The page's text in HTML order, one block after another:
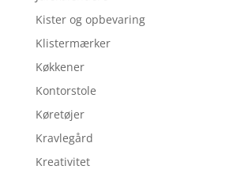
Kister og opbevaring
Klistermærker
Køkkener
Kontorstole
Køretøjer
Kravlegård
Kreativitet